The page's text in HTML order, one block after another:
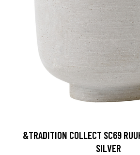
&TRADITION COLLECT SC69
SILVER